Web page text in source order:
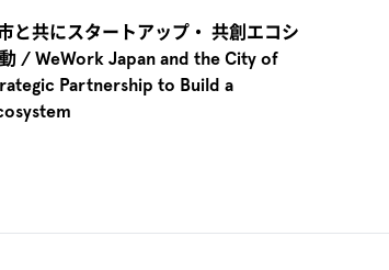
と共にスタートアップ・ 共創エコシ
/ WeWork Japan and the City of
Partnership to Build a